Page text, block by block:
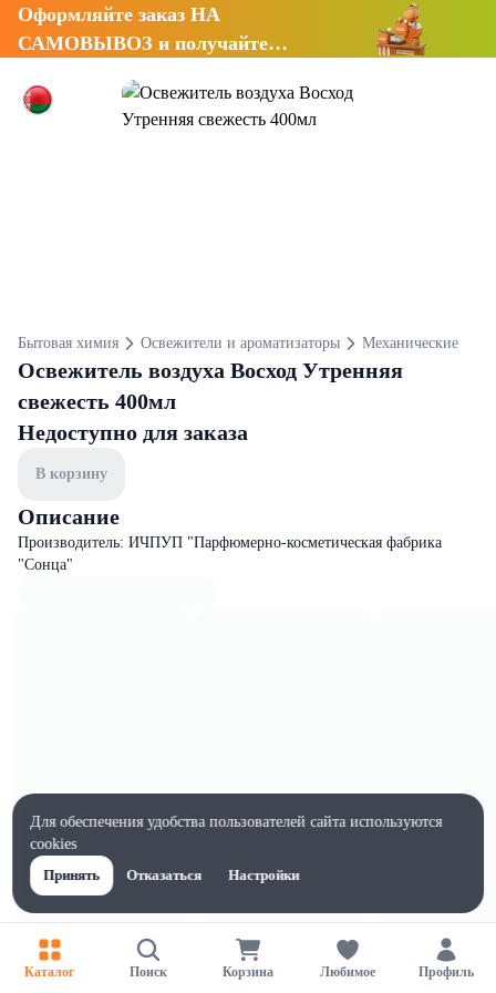
Оформляйте заказ НА
САМОВЫВОЗ и получайте
Бытовая химия Освежители и ароматизаторы Механические
Освежитель воздуха Восход Утренняя
свежесть 400мл
Недоступно для заказа
В корзину
Описание
Производитель: ИЧПУП "Парфюмерно-косметическая фабрика
"Сонца"
Характеристики
Ширина, мм
Каталог Поиск Корзина Любимое Профиль
Для обеспечения удобства пользователей сайта используются
cookies
Принять
Отказаться Настройки